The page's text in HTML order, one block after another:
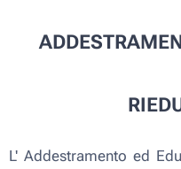
L' Addestramento ed